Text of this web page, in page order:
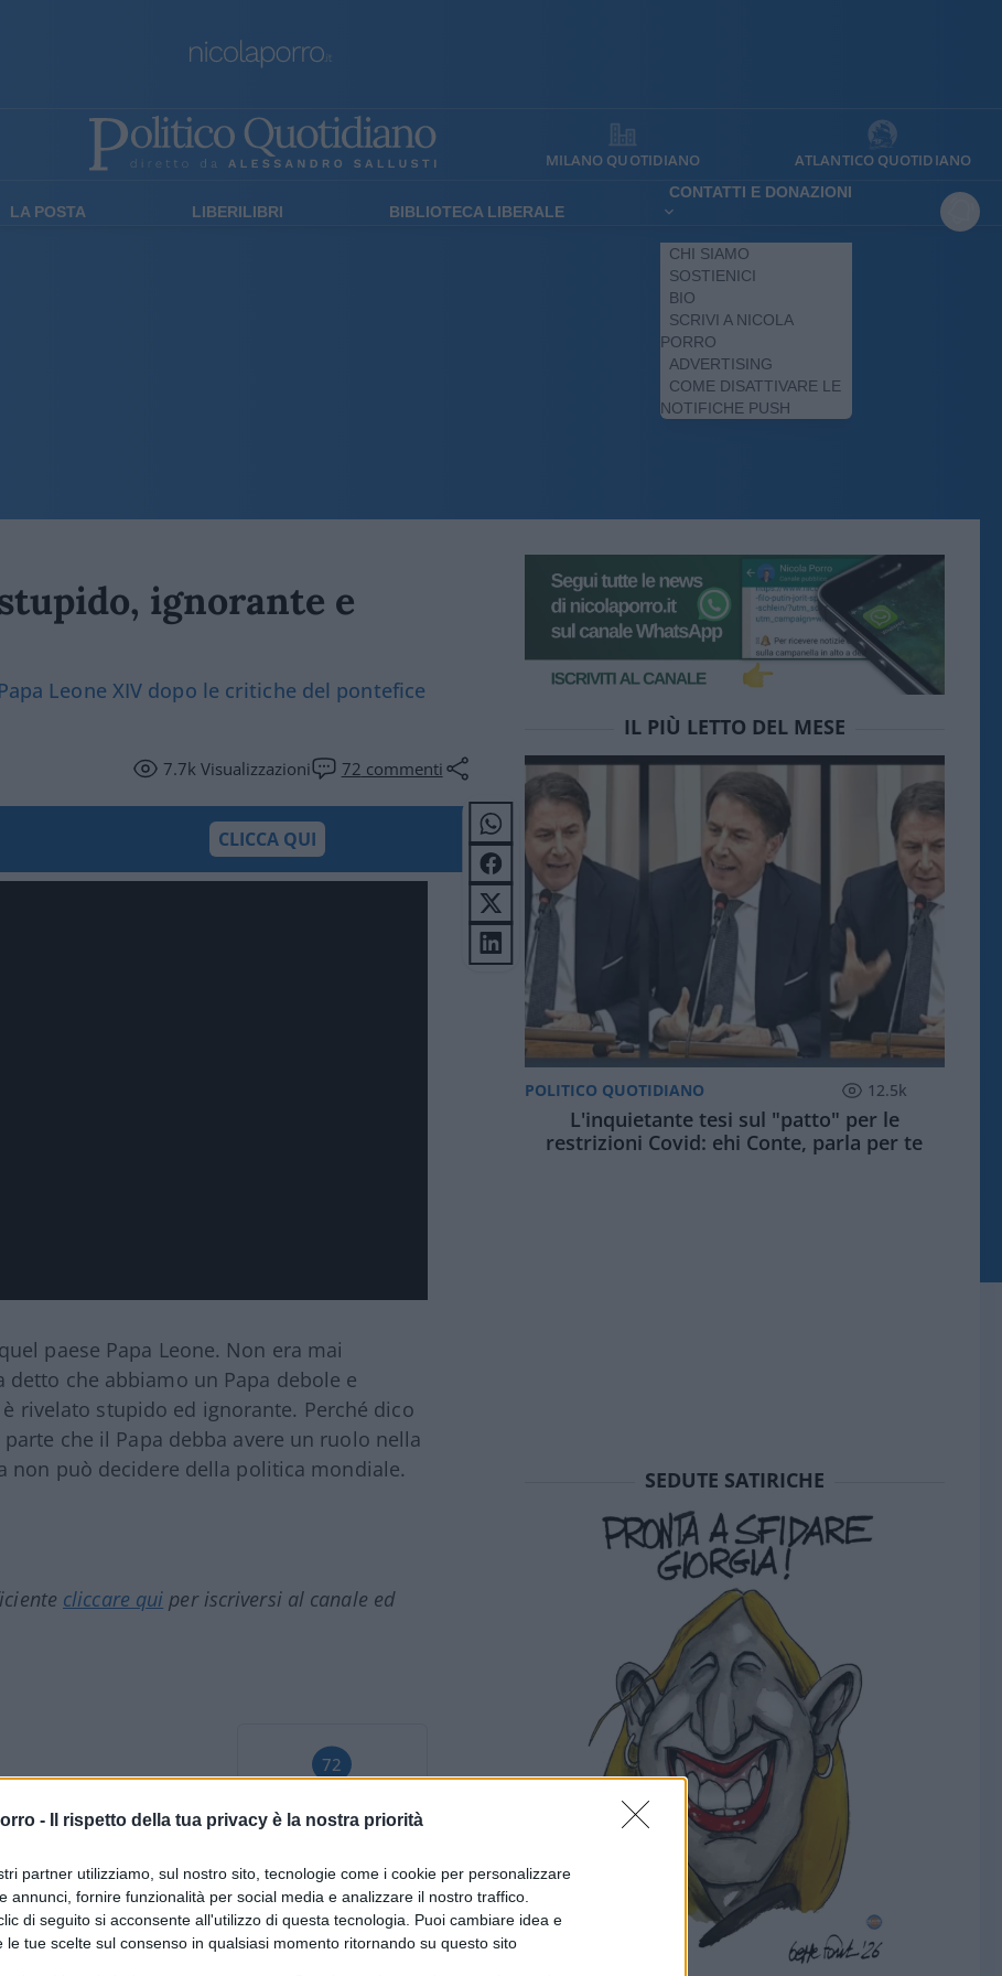
- Il rispetto della tua privacy è la nostra priorità
partner utilizziamo, sul nostro sito, tecnologie come i cookie per personalizzare
annunci, fornire funzionalità per social media e analizzare il nostro traffico.
di seguito si acconsente all'utilizzo di questa tecnologia. Puoi cambiare idea e
le tue scelte sul consenso in qualsiasi momento ritornando su questo sito
MILANO QUOTIDIANO ATLANTICO QUOTIDIANO
LA POSTA LIBERILIBRI BIBLIOTECA LIBERALE
CONTATTI E DONAZIONI
CHI SIAMO
SOSTIENICI
BIO
SCRIVI A NICOLA
PORRO
ADVERTISING
COME DISATTIVARE LE
NOTIFICHE PUSH
ignorante e
Leone XIV dopo le critiche del pontefice
7.7kVisualizzazioni 72 commenti
CLICCA QUI
paese Papa Leone. Non era mai
detto che abbiamo un Papa debole e
rivelato stupido ed ignorante. Perché dico
che il Papa debba avere un ruolo nella
non può decidere della politica mondiale.
cliccare qui per iscriversi al canale ed
72
IL PIÙ LETTO DEL MESE
POLITICO QUOTIDIANO 12.5k
L'inquietante tesi sul "patto" per le
restrizioni Covid: ehi Conte, parla per te
SEDUTE SATIRICHE